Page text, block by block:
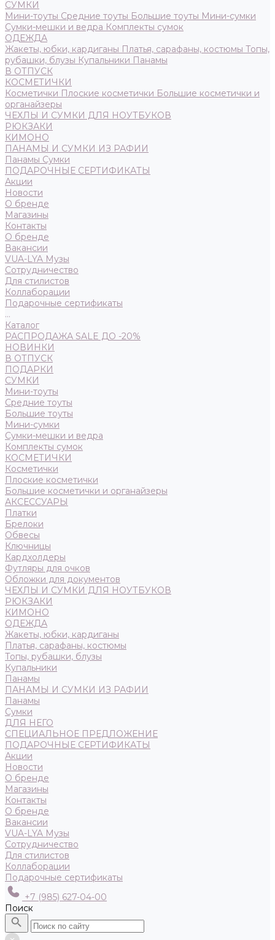
СУМКИ
Мини-тоуты Средние тоуты Большие тоуты Мини-сумки
Сумки-мешки и ведра Комплекты сумок
ОДЕЖДА
Жакеты, юбки, кардиганы Платья, сарафаны, костюмы Топы,
рубашки, блузы Купальники Панамы
В ОТПУСК
КОСМЕТИЧКИ
Косметички Плоские косметички Большие косметички и
органайзеры
ЧЕХЛЫ И СУМКИ ДЛЯ НОУТБУКОВ
РЮКЗАКИ
КИМОНО
ПАНАМЫ И СУМКИ ИЗ РАФИИ
Панамы Сумки
ПОДАРОЧНЫЕ СЕРТИФИКАТЫ
Акции
Новости
О бренде
Магазины
Контакты
О бренде
Вакансии
VUA-LYA Музы
Сотрудничество
Для стилистов
Коллаборации
Подарочные сертификаты
...
Каталог
РАСПРОДАЖА SALE ДО -20%
НОВИНКИ
В ОТПУСК
ПОДАРКИ
СУМКИ
Мини-тоуты
Средние тоуты
Большие тоуты
Мини-сумки
Сумки-мешки и ведра
Комплекты сумок
КОСМЕТИЧКИ
Косметички
Плоские косметички
Большие косметички и органайзеры
АКСЕССУАРЫ
Платки
Брелоки
Обвесы
Ключницы
Кардхолдеры
Футляры для очков
Обложки для документов
ЧЕХЛЫ И СУМКИ ДЛЯ НОУТБУКОВ
РЮКЗАКИ
КИМОНО
ОДЕЖДА
Жакеты, юбки, кардиганы
Платья, сарафаны, костюмы
Топы, рубашки, блузы
Купальники
Панамы
ПАНАМЫ И СУМКИ ИЗ РАФИИ
Панамы
Сумки
ДЛЯ НЕГО
СПЕЦИАЛЬНОЕ ПРЕДЛОЖЕНИЕ
ПОДАРОЧНЫЕ СЕРТИФИКАТЫ
Акции
Новости
О бренде
Магазины
Контакты
О бренде
Вакансии
VUA-LYA Музы
Сотрудничество
Для стилистов
Коллаборации
Подарочные сертификаты
+7 (985) 627-04-00
Поиск